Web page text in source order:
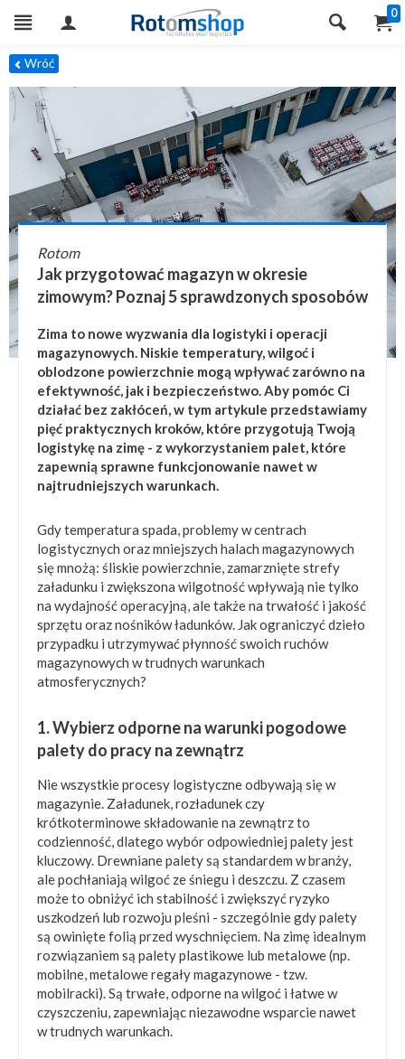
0
Wróć
Rotom
Jak przygotować magazyn w okresie
zimowym? Poznaj 5 sprawdzonych sposobów
Zima to nowe wyzwania dla logistyki i operacji
magazynowych. Niskie temperatury, wilgoć i
oblodzone powierzchnie mogą wpływać zarówno na
efektywność, jak i bezpieczeństwo. Aby pomóc Ci
działać bez zakłóceń, w tym artykule przedstawiamy
pięć praktycznych kroków, które przygotują Twoją
logistykę na zimę - z wykorzystaniem palet, które
zapewnią sprawne funkcjonowanie nawet w
najtrudniejszych warunkach.
Gdy temperatura spada, problemy w centrach
logistycznych oraz mniejszych halach magazynowych
się mnożą: śliskie powierzchnie, zamarznięte strefy
załadunku i zwiększona wilgotność wpływają nie tylko
na wydajność operacyjną, ale także na trwałość i jakość
sprzętu oraz nośników ładunków. Jak ograniczyć dzieło
przypadku i utrzymywać płynność swoich ruchów
magazynowych w trudnych warunkach
atmosferycznych?
1. Wybierz odporne na warunki pogodowe
palety do pracy na zewnątrz
Nie wszystkie procesy logistyczne odbywają się w
magazynie. Załadunek, rozładunek czy
krótkoterminowe składowanie na zewnątrz to
codzienność, dlatego wybór odpowiedniej palety jest
kluczowy. Drewniane palety są standardem w branży,
ale pochłaniają wilgoć ze śniegu i deszczu. Z czasem
może to obniżyć ich stabilność i zwiększyć ryzyko
uszkodzeń lub rozwoju pleśni - szczególnie gdy palety
są owinięte folią przed wyschnięciem. Na zimę idealnym
rozwiązaniem są palety plastikowe lub metalowe (np.
mobilne, metalowe regały magazynowe - tzw.
mobilracki). Są trwałe, odporne na wilgoć i łatwe w
czyszczeniu, zapewniając niezawodne wsparcie nawet
w trudnych warunkach.